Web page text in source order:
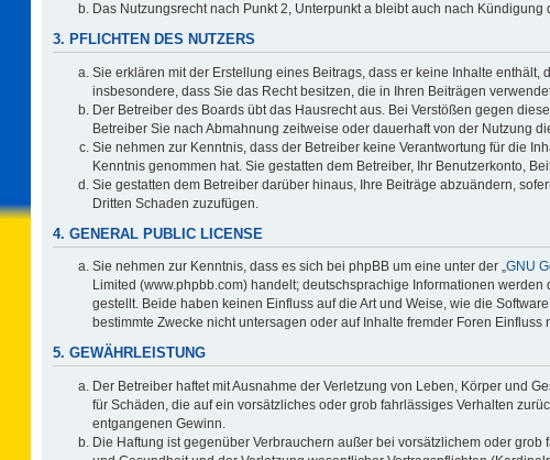
Das Nutzungsrecht nach Punkt 2, Unterpunkt a bleibt auch nach
3. PFLICHTEN DES NUTZERS
Sie erklären mit der Erstellung eines Beitrags, dass er keine Inhalte
insbesondere, dass Sie das Recht besitzen, die in Ihren Beiträgen
Der Betreiber des Boards übt das Hausrecht aus. Bei Verstößen gegen
Betreiber Sie nach Abmahnung zeitweise oder dauerhaft von der Nutzung
Sie nehmen zur Kenntnis, dass der Betreiber keine Verantwortung für die
Kenntnis genommen hat. Sie gestatten dem Betreiber, Ihr Benutzerkonto,
Sie gestatten dem Betreiber darüber hinaus, Ihre Beiträge abzuändern,
Dritten Schaden zuzufügen.
4. GENERAL PUBLIC LICENSE
Sie nehmen zur Kenntnis, dass es sich bei phpBB um eine unter der „GNU
Limited (www.phpbb.com) handelt; deutschsprachige Informationen
gestellt. Beide haben keinen Einfluss auf die Art und Weise, wie die
bestimmte Zwecke nicht untersagen oder auf Inhalte fremder Foren Einfluss
5. GEWÄHRLEISTUNG
Der Betreiber haftet mit Ausnahme der Verletzung von Leben, Körper und
für Schäden, die auf ein vorsätzliches oder grob fahrlässiges Verhalten
entgangenen Gewinn.
Die Haftung ist gegenüber Verbrauchern außer bei vorsätzlichem oder